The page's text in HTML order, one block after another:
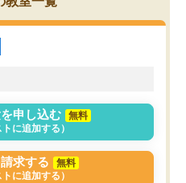
語帳の
れる形
り、あ
塾に通
も取り
かった
くなってきたようなので
申し込む
無料
トに追加する）
求する
無料
トに追加する）